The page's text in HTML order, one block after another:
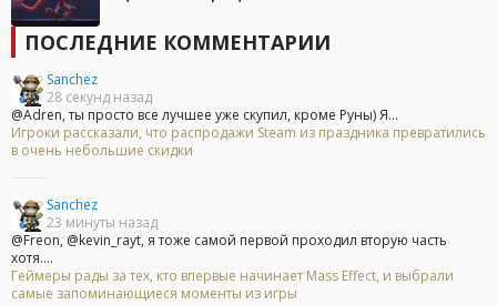
ПОСЛЕДНИЕ КОММЕНТАРИИ
Sanchez
28 секунд назад
@Adren, ты просто все лучшее уже скупил, кроме Руны) Я...
Игроки рассказали, что распродажи Steam из праздника превратились
в очень небольшие скидки
Sanchez
23 минуты назад
@Freon, @kevin_rayt, я тоже самой первой проходил вторую часть
хотя....
Геймеры рады за тех, кто впервые начинает Mass Effect, и выбрали
самые запоминающиеся моменты из игры